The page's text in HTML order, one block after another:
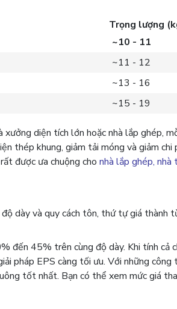
Trọng lượng
~10 - 11
~11 - 12
~13 - 16
~15 - 19
diện tích lớn hoặc nhà lắp ghép,
thép khung, giảm tải móng và giảm chi
được ưa chuộng cho nhà lắp ghép, nhà
dày và quy cách tôn, thứ tự giá thành
đến 45% trên cùng độ dày. Khi tính cả
pháp EPS càng tối ưu. Với những
tốt nhất. Bạn có thể xem mức giá